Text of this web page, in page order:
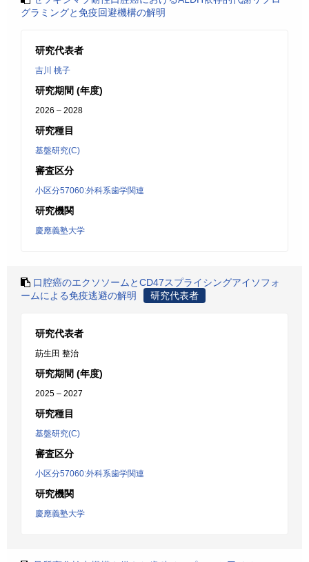
グラミングと免疫回避機構の解明
研究代表者
吉川 桃子
研究期間 (年度)
2026 – 2028
研究種目
基盤研究(C)
審査区分
小区分57060:外科系歯学関連
研究機関
慶應義塾大学
口腔癌のエクソソームとCD47スプライシングアイソフォ
ームによる免疫逃避の解明
研究代表者
研究代表者
莇生田 整治
研究期間 (年度)
2025 – 2027
研究種目
基盤研究(C)
審査区分
小区分57060:外科系歯学関連
研究機関
慶應義塾大学